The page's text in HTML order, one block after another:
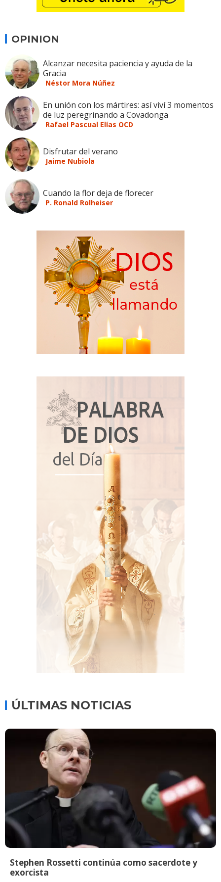
OPINION
Alcanzar necesita paciencia y ayuda de la
Gracia
Néstor Mora Núñez
En unión con los mártires: así viví 3 momentos
de luz peregrinando a Covadonga
Rafael Pascual Elías OCD
Disfrutar del verano
Jaime Nubiola
Cuando la flor deja de florecer
P. Ronald Rolheiser
ÚLTIMAS NOTICIAS
Stephen Rossetti continúa como sacerdote y
exorcista